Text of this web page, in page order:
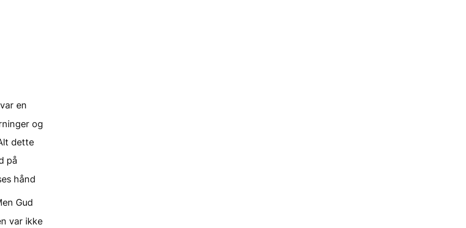
en
og
dette
på
hånd
Gud
var ikke